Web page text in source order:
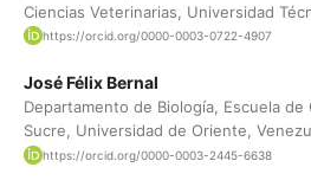
Ciencias Veterinarias, Universidad
https://orcid.org/0000-0003-0722-4907
José Félix Bernal
Departamento de Biología, Escuela de
Sucre, Universidad de Oriente,
https://orcid.org/0000-0003-2445-6638